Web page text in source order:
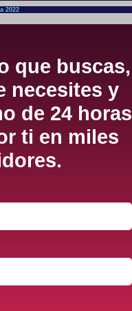
2022
que buscas,
necesites y
de 24 horas
ti en miles